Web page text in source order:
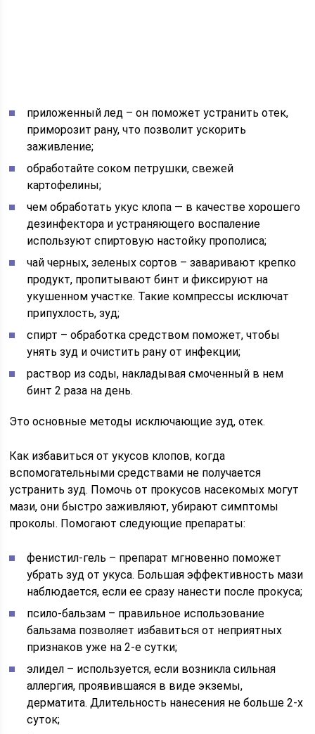
приложенный лед – он поможет устранить отек,
приморозит рану, что позволит ускорить
заживление;
обработайте соком петрушки, свежей
картофелины;
чем обработать укус клопа — в качестве хорошего
дезинфектора и устраняющего воспаление
используют спиртовую настойку прополиса;
чай черных, зеленых сортов – заваривают крепко
продукт, пропитывают бинт и фиксируют на
укушенном участке. Такие компрессы исключат
припухлость, зуд;
спирт – обработка средством поможет, чтобы
унять зуд и очистить рану от инфекции;
раствор из соды, накладывая смоченный в нем
бинт 2 раза на день.
Это основные методы исключающие зуд, отек.
Как избавиться от укусов клопов, когда
вспомогательными средствами не получается
устранить зуд. Помочь от прокусов насекомых могут
мази, они быстро заживляют, убирают симптомы
проколы. Помогают следующие препараты:
фенистил-гель – препарат мгновенно поможет
убрать зуд от укуса. Большая эффективность мази
наблюдается, если ее сразу нанести после прокуса;
псило-бальзам – правильное использование
бальзама позволяет избавиться от неприятных
признаков уже на 2-е сутки;
элидел – используется, если возникла сильная
аллергия, проявившаяся в виде экземы,
дерматита. Длительность нанесения не больше 2-х
суток;